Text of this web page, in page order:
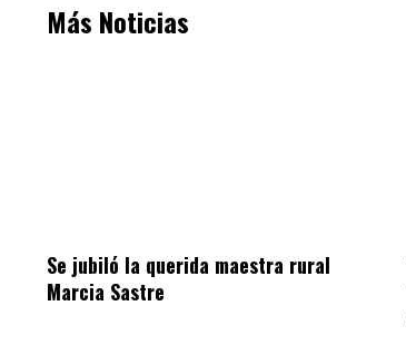
Más Noticias
Se jubiló la querida maestra rural
Marcia Sastre